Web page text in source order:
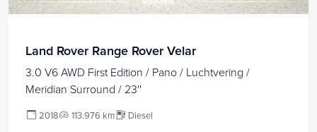
Land Rover Range Rover Velar
3.0 V6 AWD First Edition / Pano / Luchtvering /
Meridian Surround / 23''
2018 113.976 km Diesel